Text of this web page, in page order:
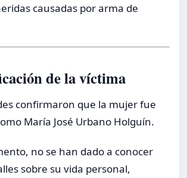
causadas por arma de
de la víctima
confirmaron que la mujer fue
María José Urbano Holguín.
no se han dado a conocer
sobre su vida personal,